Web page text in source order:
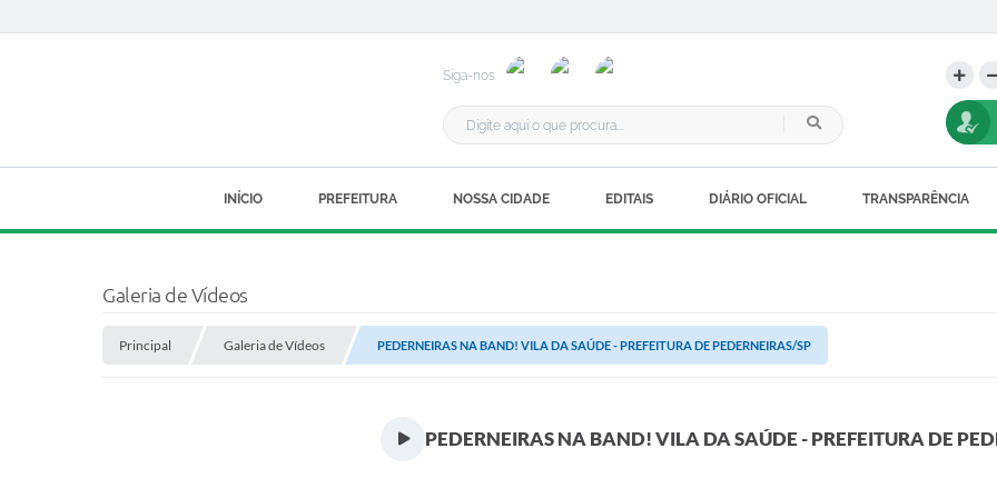
Siga-nos
INÍCIO PREFEITURA NOSSA CIDADE EDITAIS DIÁRIO OFICIAL TRANSPARÊNCIA
Galeria de Vídeos
Principal Galeria de Vídeos PEDERNEIRAS NA BAND! VILA DA SAÚDE - PREFEITURA DE PEDERNEIRAS/SP
PEDERNEIRAS NA BAND! VILA DA SAÚDE - PREFEITURA DE